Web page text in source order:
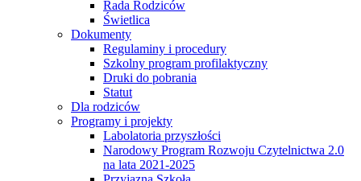
Rada Rodziców
Świetlica
Dokumenty
Regulaminy i procedury
Szkolny program profilaktyczny
Druki do pobrania
Statut
Dla rodziców
Programy i projekty
Labolatoria przyszłości
Narodowy Program Rozwoju Czytelnictwa 2.0
na lata 2021-2025